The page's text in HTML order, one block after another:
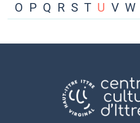
O P Q R S T U V W